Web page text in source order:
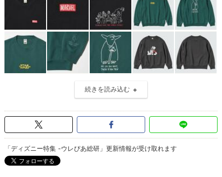
続きを読み込む
「ディズニー特集 -ウレぴあ総研」更新情報が受け取れます